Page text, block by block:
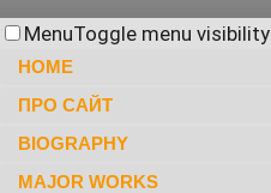
MenuToggle menu visibility
HOME
ПРО САЙТ
BIOGRAPHY
MAJOR WORKS